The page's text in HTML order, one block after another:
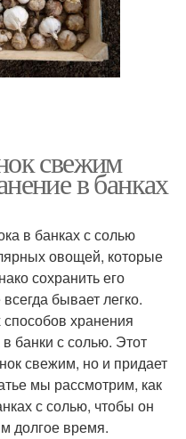
свежим
в банках
в банках с солью
овощей, которые
сохранить его
бывает легко.
хранения
в банки с солью. Этот
свежим, но и придает
мы рассмотрим, как
с солью, чтобы он
долгое время.